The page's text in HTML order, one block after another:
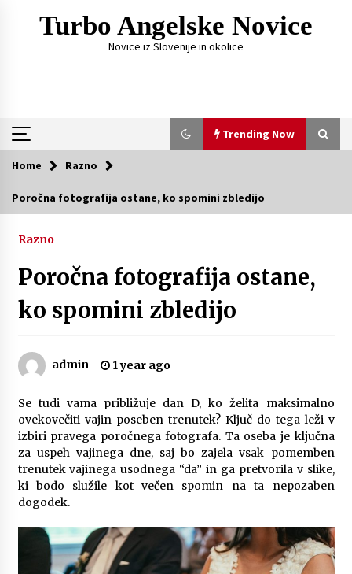
Turbo Angelske Novice
Novice iz Slovenije in okolice
Trending Now
Trending Now
Fotografije, ki pripovedujejo zgodbo vajinega
dne
Zanimivi in uporabni darilni paketi za rojstni
3 months ago
Spoznajte pravi pomen avtomobilskih brisalcev
3 months ago
4 months ago
Home Razno
Poročna fotografija ostane, ko spomini zbledijo
Razno
Poročna fotografija ostane,
ko spomini zbledijo
admin 1 year ago
Se tudi vama približuje dan D, ko želita maksimalno
ovekovečiti vajin poseben trenutek? Ključ do tega leži v
izbiri pravega poročnega fotografa. Ta oseba je ključna
za uspeh vajinega dne, saj bo zajela vsak pomemben
trenutek vajinega usodnega “da” in ga pretvorila v slike,
ki bodo služile kot večen spomin na ta nepozaben
dogodek.